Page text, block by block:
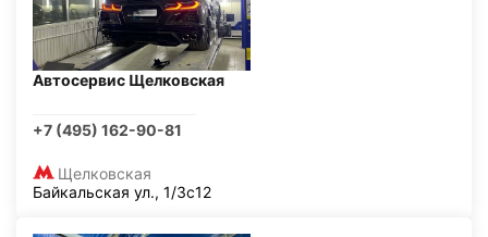
Автосервис Щелковская
+7 (495) 162-90-81
Щелковская
Байкальская ул., 1/3с12